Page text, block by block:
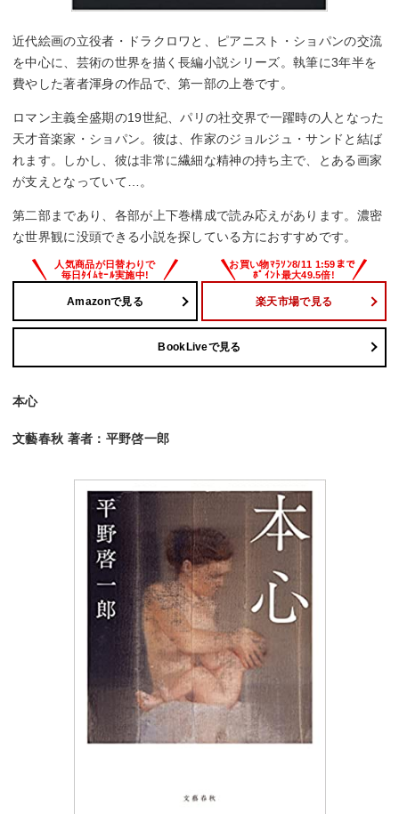
近代絵画の立役者・ドラクロワと、ピアニスト・ショパンの交流
を中心に、芸術の世界を描く長編小説シリーズ。執筆に3年半を
費やした著者渾身の作品で、第一部の上巻です。
ロマン主義全盛期の19世紀、パリの社交界で一躍時の人となった
天才音楽家・ショパン。彼は、作家のジョルジュ・サンドと結ば
れます。しかし、彼は非常に繊細な精神の持ち主で、とある画家
が支えとなっていて…。
第二部まであり、各部が上下巻構成で読み応えがあります。濃密
な世界観に没頭できる小説を探している方におすすめです。
Amazonで見る 楽天市場で見る
BookLiveで見る
本心
文藝春秋 著者：平野啓一郎